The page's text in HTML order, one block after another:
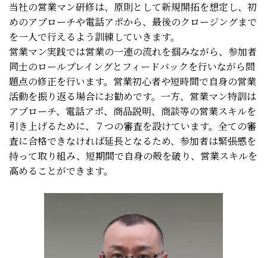
当社の営業マン研修は、原則として新規開拓を想定し、初
めのアプローチや電話アポから、最後のクロージングまで
を一人で行えるよう訓練していきます。
営業マン実践では営業の一連の流れを掴みながら、参加者
同士のロールプレイングとフィードバックを行いながら問
題点の修正を行います。営業初心者や短時間で自身の営業
活動を振り返る場合にお勧めです。一方、営業マン特訓は
アプローチ、電話アポ、商品説明、商談等の営業スキルを
引き上げるために、７つの審査を設けています。全ての審
査に合格できなければ延長となるため、参加者は緊張感を
持って取り組み、短期間で自身の殻を破り、営業スキルを
高めることができます。